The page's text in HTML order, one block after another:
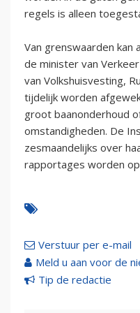
regels is alleen
Van grenswaarden kan
de minister van
van Volkshuisvesting,
tijdelijk worden
groot baanonderhoud
omstandigheden. De
zesmaandelijks over
rapportages worden
Verstuur per e-mail
Meld u aan voor de
Tip de redactie